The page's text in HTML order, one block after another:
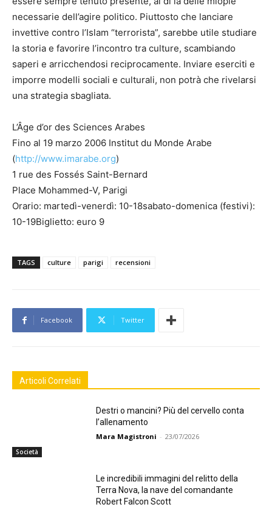
necessarie dell’agire politico. Piuttosto che lanciare
invettive contro l’Islam “terrorista”, sarebbe utile studiare
la storia e favorire l’incontro tra culture, scambiando
saperi e arricchendosi reciprocamente. Inviare eserciti e
imporre modelli sociali e culturali, non potrà che rivelarsi
una strategia sbagliata.
L’Âge d’or des Sciences Arabes
Fino al 19 marzo 2006 Institut du Monde Arabe
(http://www.imarabe.org)
1 rue des Fossés Saint-Bernard
Place Mohammed-V, Parigi
Orario: martedì-venerdì: 10-18sabato-domenica (festivi):
10-19Biglietto: euro 9
TAGS culture parigi recensioni
Facebook Twitter
Articoli Correlati
Società
Destri o mancini? Più del cervello conta
l’allenamento
Mara Magistroni - 23/07/2026
Le incredibili immagini del relitto della
Terra Nova, la nave del comandante
Robert Falcon Scott